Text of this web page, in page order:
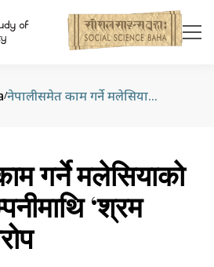
/ नेपालीसमेत काम गर्ने मलेसियाको प्रतिष्ठित कम्पनीमाथि ‘श्रम शोषण’ को आरोप
गर्ने मलेसियाको
‘श्रम